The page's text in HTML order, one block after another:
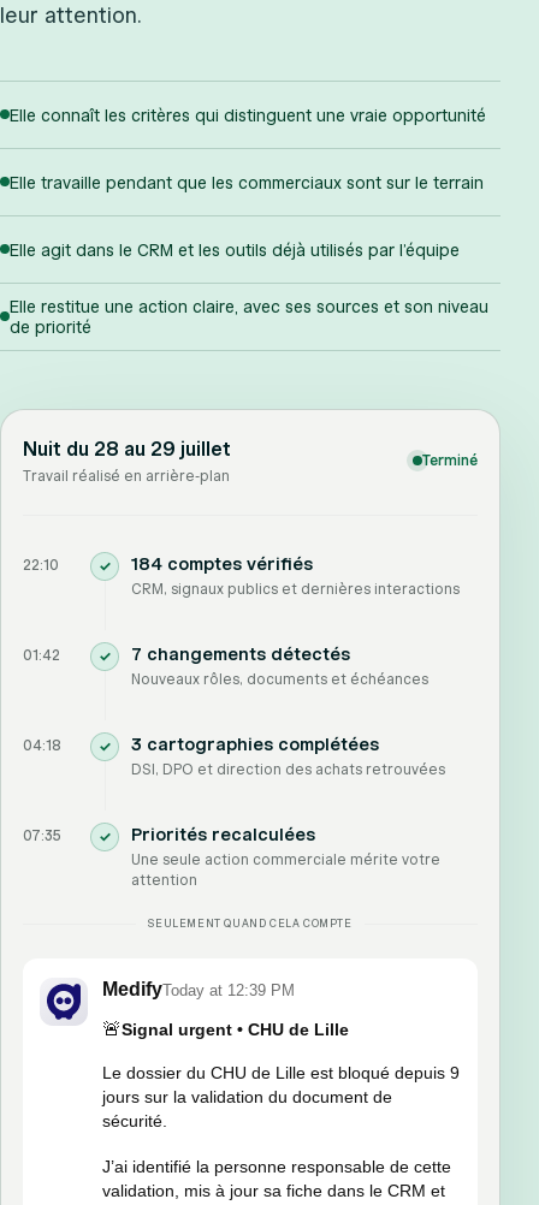
leur attention.
Elle connaît les critères qui distinguent une vraie opportunité
Elle travaille pendant que les commerciaux sont sur le terrain
Elle agit dans le CRM et les outils déjà utilisés par l’équipe
Elle restitue une action claire, avec ses sources et son niveau
de priorité
Nuit du 28 au 29 juillet
Travail réalisé en arrière-plan
Terminé
22:10 ✓ 184 comptes vérifiés
CRM, signaux publics et dernières interactions
01:42 ✓ 7 changements détectés
Nouveaux rôles, documents et échéances
04:18 ✓ 3 cartographies complétées
DSI, DPO et direction des achats retrouvées
07:35 ✓ Priorités recalculées
Une seule action commerciale mérite votre
attention
SEULEMENT QUAND CELA COMPTE
MedifyToday at 12:39 PM
🚨Signal urgent • CHU de Lille
Le dossier du CHU de Lille est bloqué depuis 9
jours sur la validation du document de
sécurité.
J’ai identifié la personne responsable de cette
validation, mis à jour sa fiche dans le CRM et